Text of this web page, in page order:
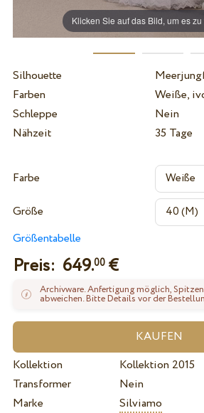
Klicken Sie auf das Bild, um es
Silhouette
Farben
Weiße,
Schleppe
Nein
Nähzeit
35 Tage
Farbe
Größe
Größentabelle
Preis: 649.00€
Archivware. Anfertigung möglich,
abweichen. Bitte Details vor der
Kollektion
Kollektion 2015
Transformer
Nein
Marke
Silviamo